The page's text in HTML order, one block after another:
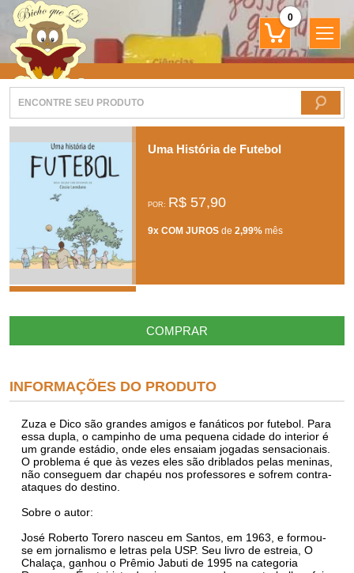
0
Uma História de Futebol
POR: R$ 57,90
9x COM JUROS de 2,99% mês
COMPRAR
INFORMAÇÕES DO PRODUTO
Zuza e Dico são grandes amigos e fanáticos por futebol. Para
essa dupla, o campinho de uma pequena cidade do interior é
um grande estádio, onde eles ensaiam jogadas sensacionais.
O problema é que às vezes eles são driblados pelas meninas,
não conseguem dar chapéu nos professores e sofrem contra-
ataques do destino.
Sobre o autor:
José Roberto Torero nasceu em Santos, em 1963, e formou-
se em jornalismo e letras pela USP. Seu livro de estreia, O
Chalaça, ganhou o Prêmio Jabuti de 1995 na categoria